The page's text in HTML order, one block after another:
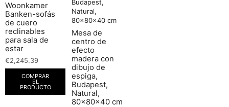
Woonkamer
Banken-sofás
de cuero
reclinables
para sala de
estar
€2,245.39
COMPRAR
EL
PRODUCTO
Mesa de
centro de
efecto
madera con
dibujo de
espiga,
Budapest,
Natural,
80x80x40 cm